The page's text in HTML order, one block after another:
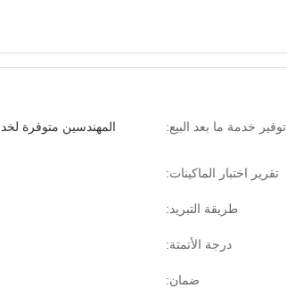
توفير خدمة ما بعد البيع: المهندسين متوفرة
تقرير اختبار الماكينات:
طريقة التبريد:
درجة الأتمتة:
ضمان: